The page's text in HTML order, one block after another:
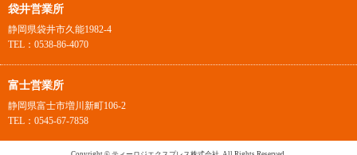
袋井営業所
静岡県袋井市久能1982-4
TEL：0538-86-4070
富士営業所
静岡県富士市増川新町106-2
TEL：0545-67-7858